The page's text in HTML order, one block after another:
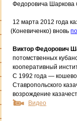
Федоровича Шаркова
12 марта 2012 года
(Коневиченко) вновь
Виктор Федорович
потомственных
кооперативный
С 1992 года —
Ставропольского
возрождение
Видео